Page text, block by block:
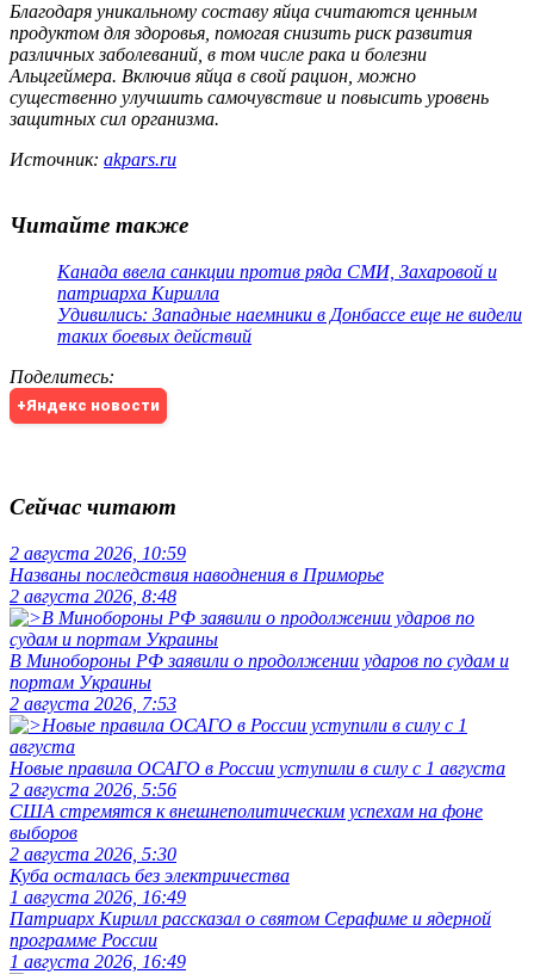
Благодаря уникальному составу яйца считаются ценным
продуктом для здоровья, помогая снизить риск развития
различных заболеваний, в том числе рака и болезни
Альцгеймера. Включив яйца в свой рацион, можно
существенно улучшить самочувствие и повысить уровень
защитных сил организма.
Источник: akpars.ru
Читайте также
Канада ввела санкции против ряда СМИ, Захаровой и
патриарха Кирилла
Удивились: Западные наемники в Донбассе еще не видели
таких боевых действий
Поделитесь:
+Яндекс новости
Сейчас читают
2 августа 2026, 10:59
Названы последствия наводнения в Приморье
2 августа 2026, 8:48
В Минобороны РФ заявили о продолжении ударов по судам и
портам Украины
2 августа 2026, 7:53
Новые правила ОСАГО в России уступили в силу с 1 августа
2 августа 2026, 5:56
США стремятся к внешнеполитическим успехам на фоне
выборов
2 августа 2026, 5:30
Куба осталась без электричества
1 августа 2026, 16:49
Патриарх Кирилл рассказал о святом Серафиме и ядерной
программе России
1 августа 2026, 16:49